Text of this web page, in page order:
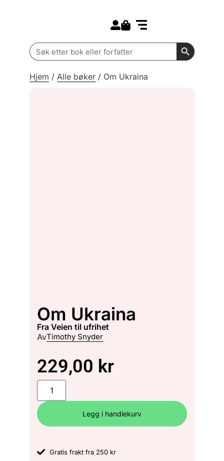
Search
for:
Search
Hjem / Alle bøker / Om Ukraina
Om Ukraina
fra Veien til ufrihet
AvTimothy Snyder
229,00 kr
Legg i handlekurv
Gratis frakt fra 250 kr